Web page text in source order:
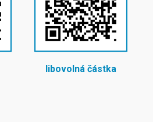
libovolná částka